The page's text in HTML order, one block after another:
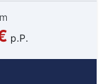
p.P.